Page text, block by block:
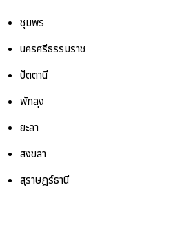
ชุมพร
นครศรีธรรมราช
ปัตตานี
พัทลุง
ยะลา
สงขลา
สุราษฎร์ธานี